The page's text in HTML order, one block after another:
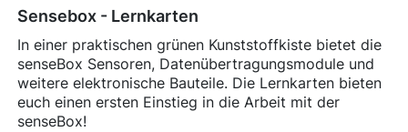
Sensebox - Lernkarten
In einer praktischen grünen Kunststoffkiste bietet die
senseBox Sensoren, Datenübertragungsmodule und
weitere elektronische Bauteile. Die Lernkarten bieten
euch einen ersten Einstieg in die Arbeit mit der
senseBox!